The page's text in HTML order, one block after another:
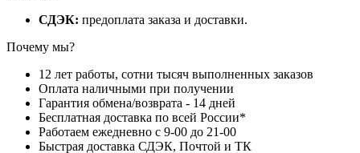
СДЭК: предоплата заказа и доставки.
Почему мы?
12 лет работы, сотни тысяч выполненных заказов
Оплата наличными при получении
Гарантия обмена/возврата - 14 дней
Бесплатная доставка по всей России*
Работаем ежедневно с 9-00 до 21-00
Быстрая доставка СДЭК, Почтой и ТК